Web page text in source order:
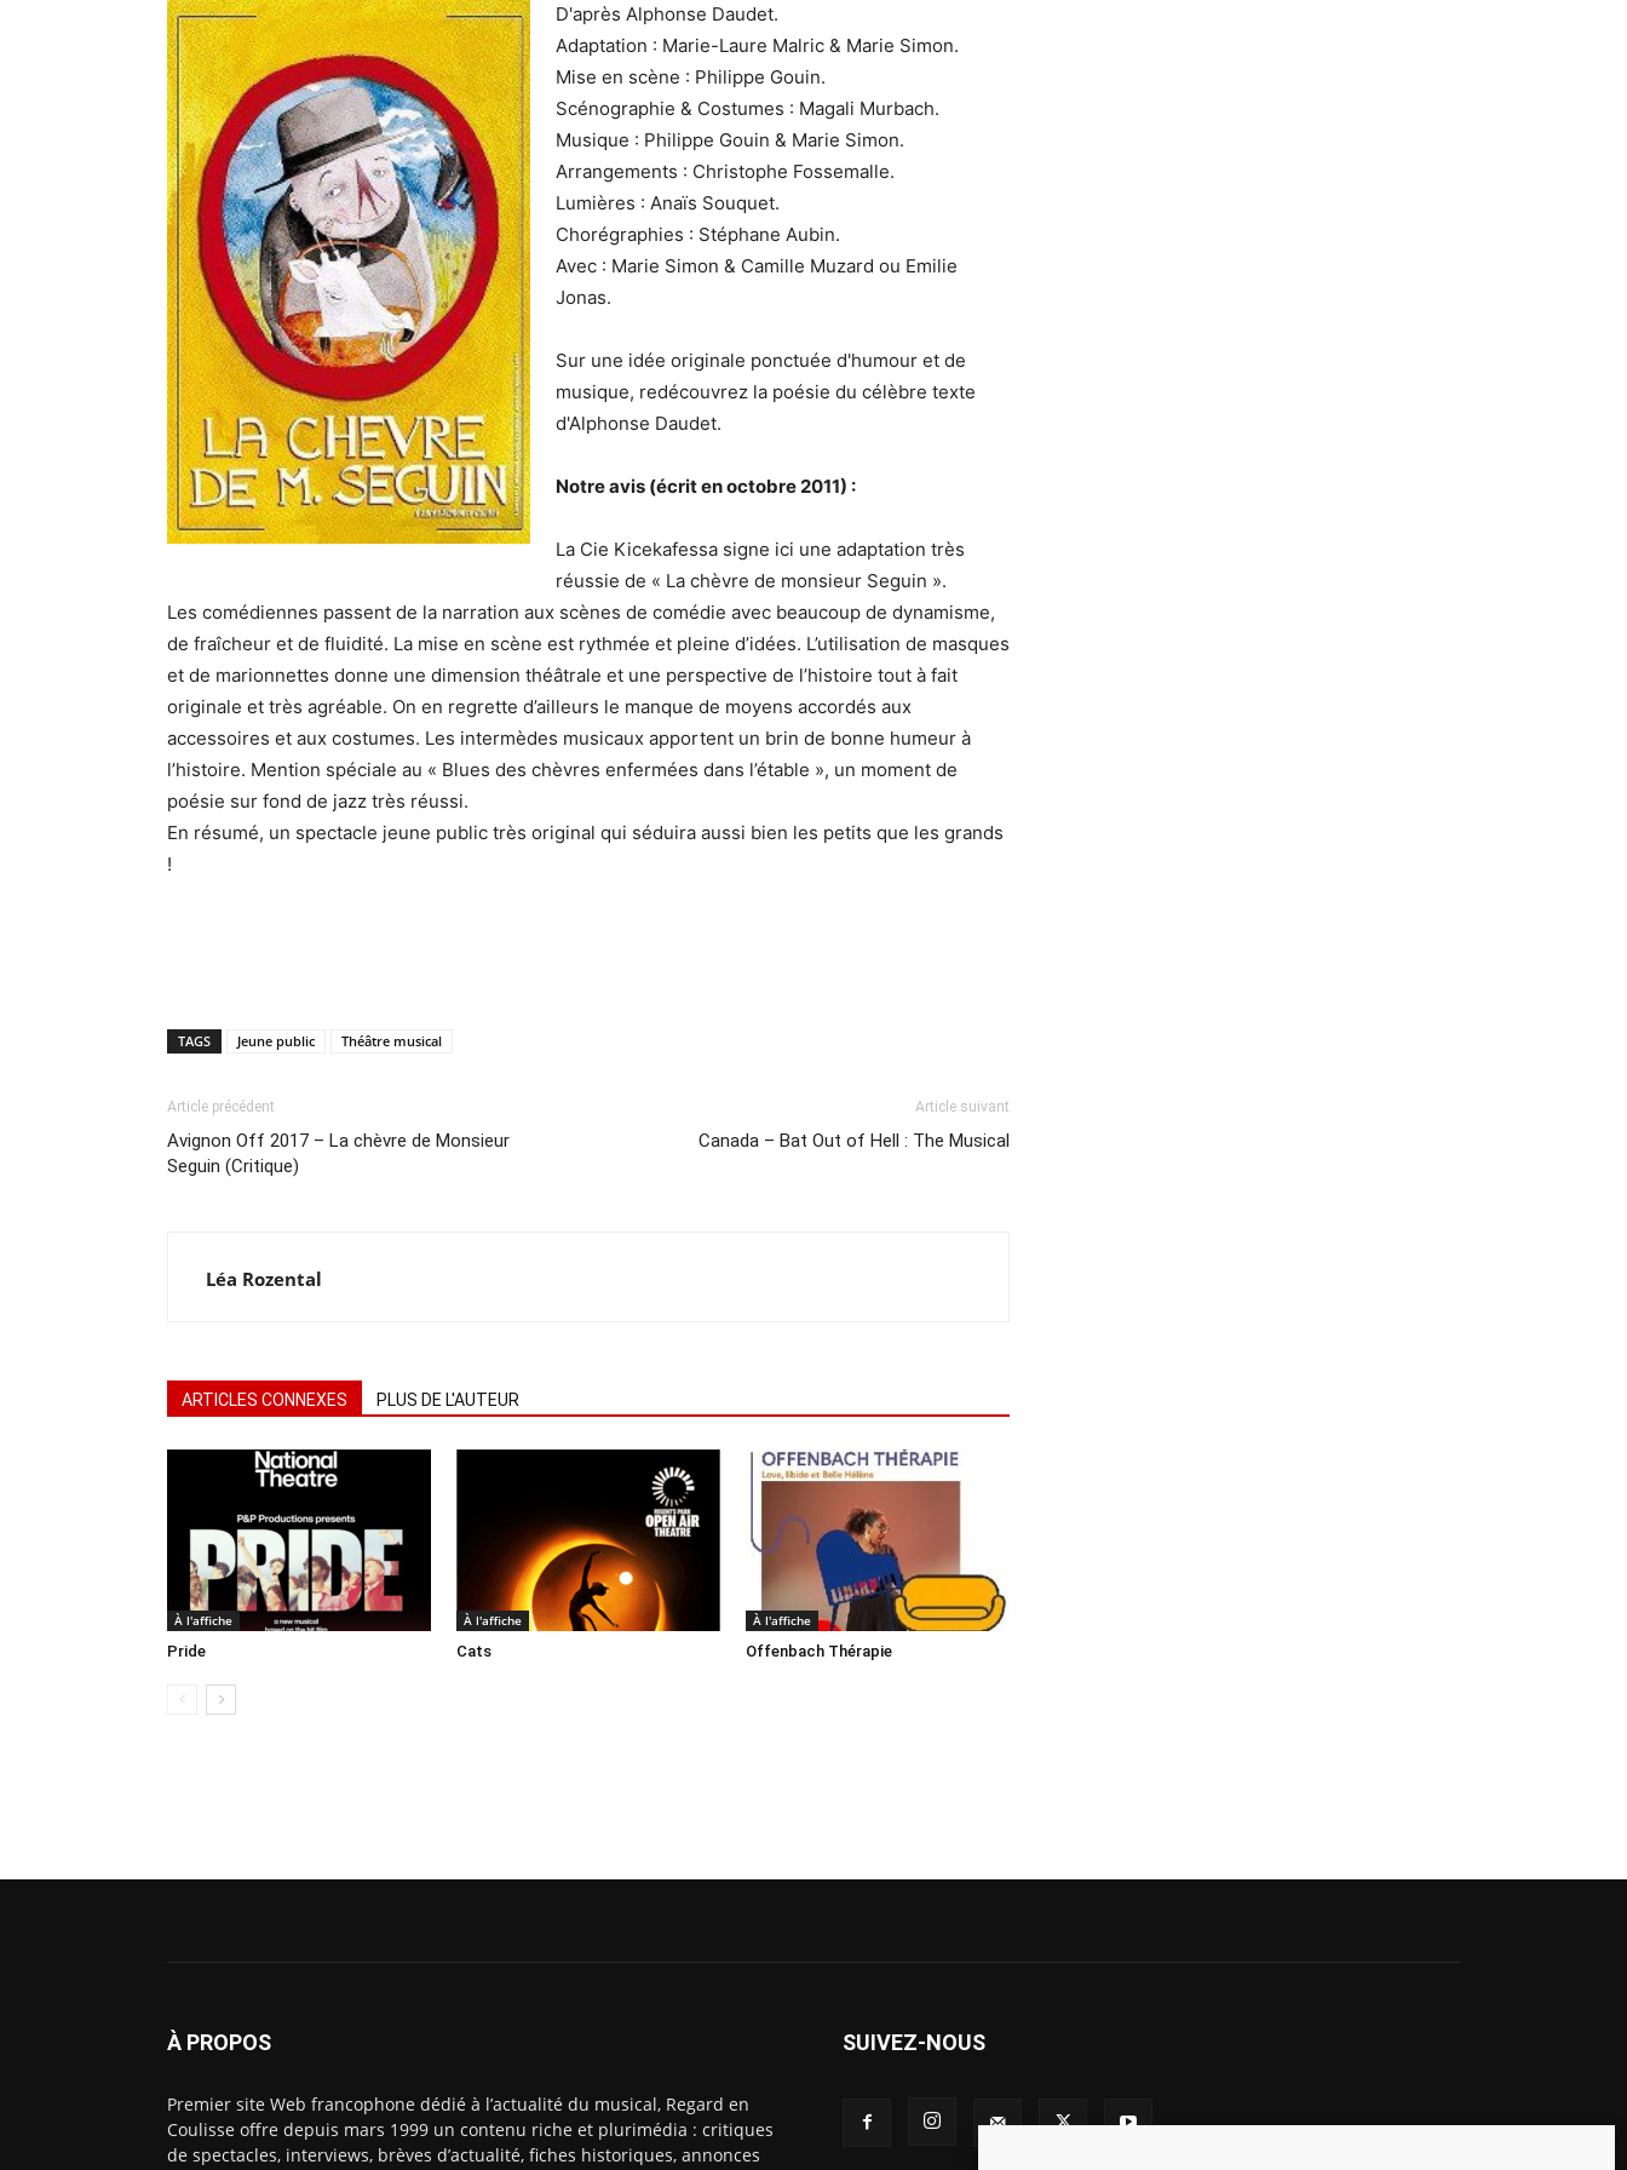
D'après Alphonse Daudet.
Adaptation : Marie-Laure Malric & Marie Simon.
Mise en scène : Philippe Gouin.
Scénographie & Costumes : Magali Murbach.
Musique : Philippe Gouin & Marie Simon.
Arrangements : Christophe Fossemalle.
Lumières : Anaïs Souquet.
Chorégraphies : Stéphane Aubin.
Avec : Marie Simon & Camille Muzard ou Emilie
Jonas.
Sur une idée originale ponctuée d'humour et de
musique, redécouvrez la poésie du célèbre texte
d'Alphonse Daudet.
Notre avis (écrit en octobre 2011) :
La Cie Kicekafessa signe ici une adaptation très
réussie de « La chèvre de monsieur Seguin ».
Les comédiennes passent de la narration aux scènes de comédie avec beaucoup de dynamisme,
de fraîcheur et de fluidité. La mise en scène est rythmée et pleine d’idées. L’utilisation de masques
et de marionnettes donne une dimension théâtrale et une perspective de l’histoire tout à fait
originale et très agréable. On en regrette d’ailleurs le manque de moyens accordés aux
accessoires et aux costumes. Les intermèdes musicaux apportent un brin de bonne humeur à
l’histoire. Mention spéciale au « Blues des chèvres enfermées dans l’étable », un moment de
poésie sur fond de jazz très réussi.
En résumé, un spectacle jeune public très original qui séduira aussi bien les petits que les grands
!
TAGS Jeune public Théâtre musical
Article précédent
Avignon Off 2017 – La chèvre de Monsieur
Seguin (Critique)
Article suivant
Canada – Bat Out of Hell : The Musical
Léa Rozental
ARTICLES CONNEXES PLUS DE L'AUTEUR
À l'affiche
Pride
À l'affiche
Cats
À l'affiche
Offenbach Thérapie
À PROPOS
Premier site Web francophone dédié à l’actualité du musical, Regard en
Coulisse offre depuis mars 1999 un contenu riche et plurimédia : critiques
de spectacles, interviews, brèves d’actualité, fiches historiques, annonces
SUIVEZ-NOUS